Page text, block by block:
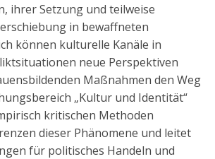
ihrer Setzung und teilweise
in bewaffneten
können kulturelle Kanäle in
neue Perspektiven
Maßnahmen den Weg
„Kultur und Identität“
kritischen Methoden
dieser Phänomene und leitet
für politisches Handeln und